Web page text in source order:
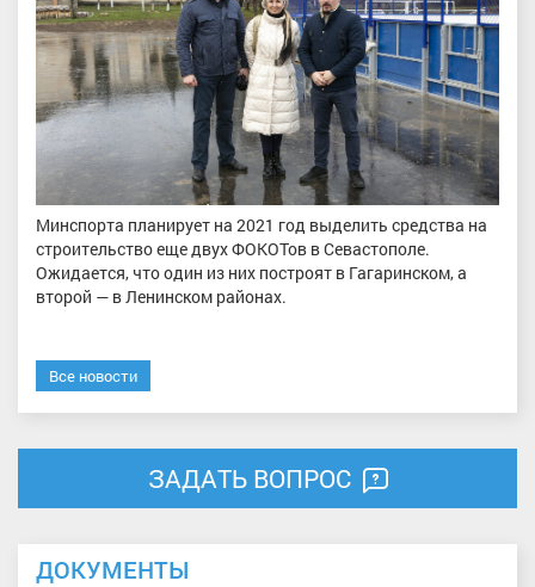
Минспорта планирует на 2021 год выделить средства на
строительство еще двух ФОКОТов в Севастополе.
Ожидается, что один из них построят в Гагаринском, а
второй — в Ленинском районах.
Все новости
ЗАДАТЬ ВОПРОС
ДОКУМЕНТЫ